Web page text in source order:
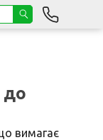
до
вимагає